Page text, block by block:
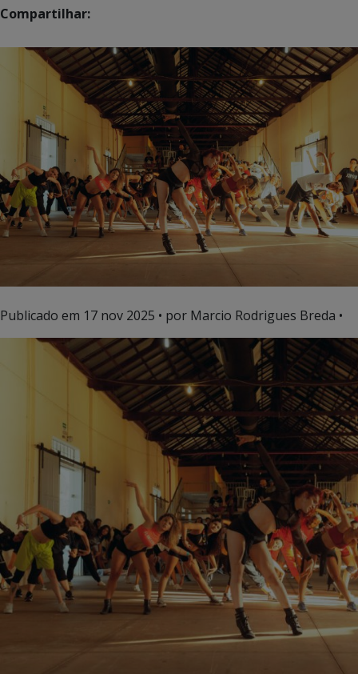
Compartilhar:
Publicado em 17 nov 2025 • por Marcio Rodrigues Breda •